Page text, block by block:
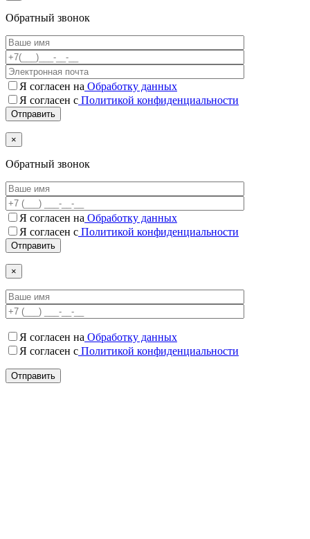
Обратный звонок
Я согласен на Обработку данных
Я согласен с Политикой конфиденциальности
×
Обратный звонок
Я согласен на Обработку данных
Я согласен c Политикой конфиденциальности
×
Я согласен на Обработку данных
Я согласен c Политикой конфиденциальности